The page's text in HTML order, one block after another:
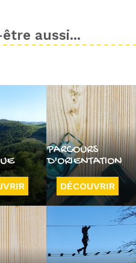
aussi...
PARCOURS
D'ORIENTATION
DÉCOUVRIR